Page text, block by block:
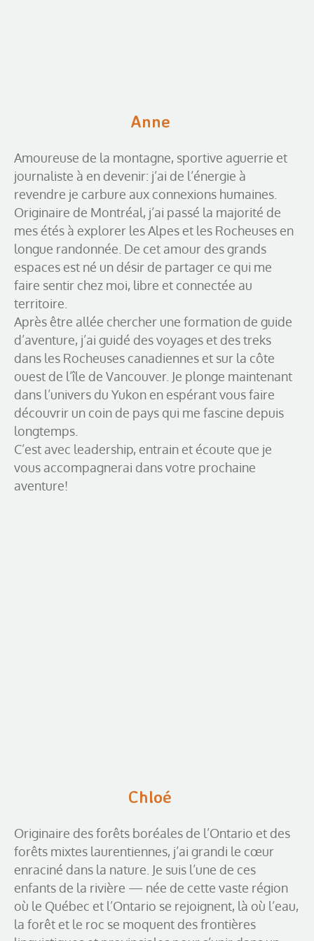
Anne
Amoureuse de la montagne, sportive aguerrie et
journaliste à en devenir: j’ai de l’énergie à
revendre je carbure aux connexions humaines.
Originaire de Montréal, j’ai passé la majorité de
mes étés à explorer les Alpes et les Rocheuses en
longue randonnée. De cet amour des grands
espaces est né un désir de partager ce qui me
faire sentir chez moi, libre et connectée au
territoire.
Après être allée chercher une formation de guide
d’aventure, j’ai guidé des voyages et des treks
dans les Rocheuses canadiennes et sur la côte
ouest de l’île de Vancouver. Je plonge maintenant
dans l’univers du Yukon en espérant vous faire
découvrir un coin de pays qui me fascine depuis
longtemps.
C’est avec leadership, entrain et écoute que je
vous accompagnerai dans votre prochaine
aventure!
Chloé
Originaire des forêts boréales de l’Ontario et des
forêts mixtes laurentiennes, j’ai grandi le cœur
enraciné dans la nature. Je suis l’une de ces
enfants de la rivière — née de cette vaste région
où le Québec et l’Ontario se rejoignent, là où l’eau,
la forêt et le roc se moquent des frontières